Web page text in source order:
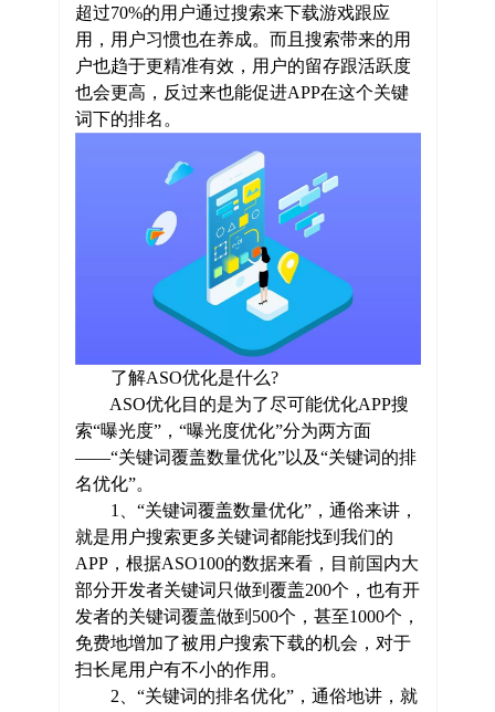
超过70%的用户通过搜索来下载游戏跟应
用，用户习惯也在养成。而且搜索带来的用
户也趋于更精准有效，用户的留存跟活跃度
也会更高，反过来也能促进APP在这个关键
词下的排名。
了解ASO优化是什么?
ASO优化目的是为了尽可能优化APP搜
索“曝光度”，“曝光度优化”分为两方面
——“关键词覆盖数量优化”以及“关键词的排
名优化”。
1、“关键词覆盖数量优化”，通俗来讲，
就是用户搜索更多关键词都能找到我们的
APP，根据ASO100的数据来看，目前国内大
部分开发者关键词只做到覆盖200个，也有开
发者的关键词覆盖做到500个，甚至1000个，
免费地增加了被用户搜索下载的机会，对于
扫长尾用户有不小的作用。
2、“关键词的排名优化”，通俗地讲，就